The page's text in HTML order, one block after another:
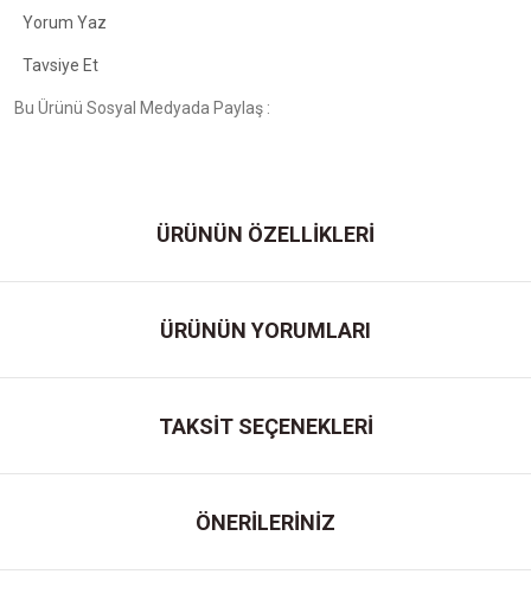
Yorum Yaz
Tavsiye Et
Bu Ürünü Sosyal Medyada Paylaş :
ÜRÜNÜN ÖZELLİKLERİ
ÜRÜNÜN YORUMLARI
TAKSİT SEÇENEKLERİ
ÖNERİLERİNİZ